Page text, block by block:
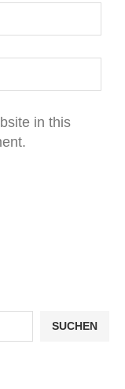
in this
SUCHEN